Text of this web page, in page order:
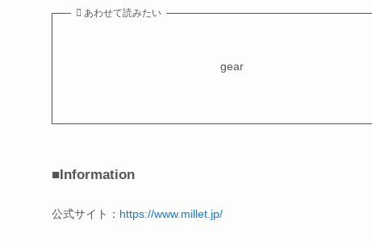
あわせて読みたい
gear
■Information
公式サイト： https://www.millet.jp/